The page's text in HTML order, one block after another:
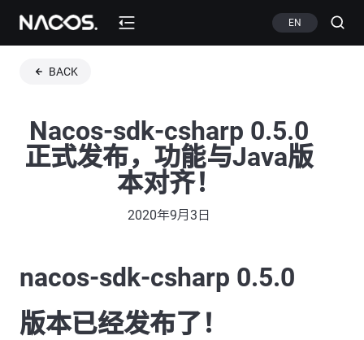
EN
BACK
Nacos-sdk-csharp 0.5.0
正式发布，功能与Java版
本对齐！
2020年9月3日
nacos-sdk-csharp 0.5.0
版本已经发布了！